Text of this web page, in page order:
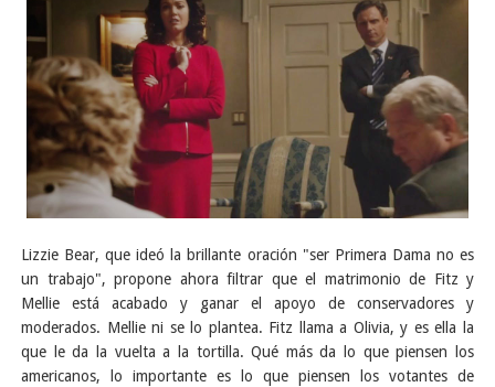
Lizzie Bear, que ideó la brillante oración "ser Primera Dama no es
un trabajo", propone ahora filtrar que el matrimonio de Fitz y
Mellie está acabado y ganar el apoyo de conservadores y
moderados. Mellie ni se lo plantea. Fitz llama a Olivia, y es ella la
que le da la vuelta a la tortilla. Qué más da lo que piensen los
americanos, lo importante es lo que piensen los votantes de